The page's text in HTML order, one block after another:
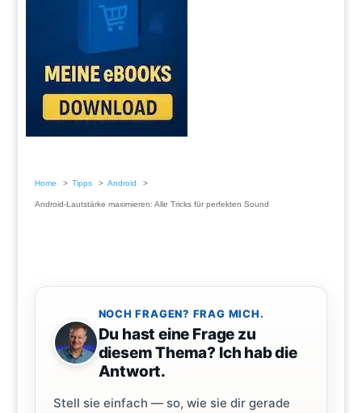
Home Tipps Android
Android-Lautstärke maximieren: Alle Tricks für perfekten Sound
NOCH FRAGEN? FRAG MICH.
Du hast eine Frage zu
diesem Thema? Ich hab die
Antwort.
Stell sie einfach — so, wie sie dir gerade